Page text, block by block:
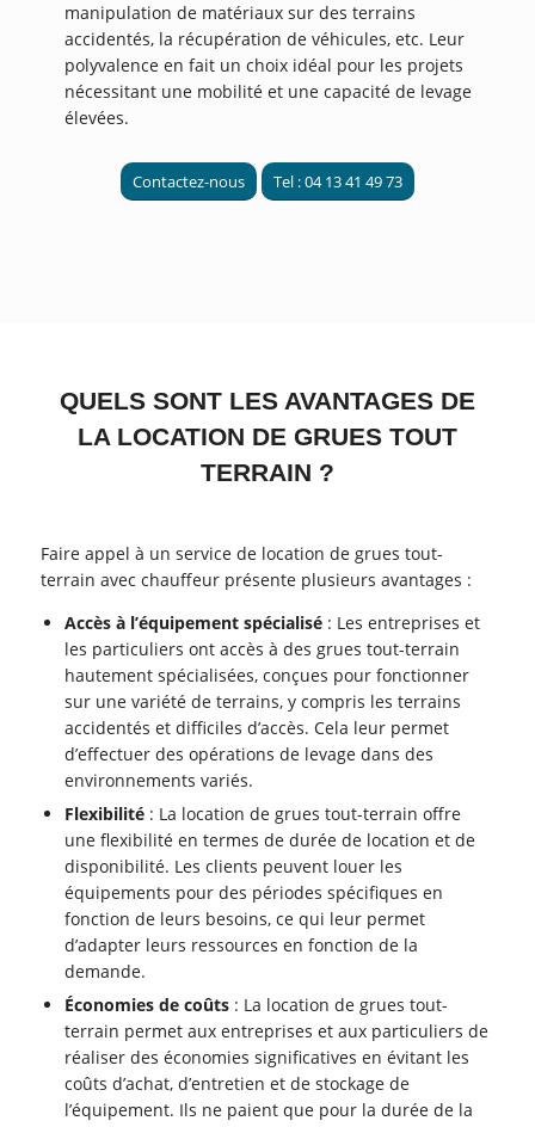
manipulation de matériaux sur des terrains
accidentés, la récupération de véhicules, etc. Leur
polyvalence en fait un choix idéal pour les projets
nécessitant une mobilité et une capacité de levage
élevées.
Contactez-nous Tel : 04 13 41 49 73
QUELS SONT LES AVANTAGES DE
LA LOCATION DE GRUES TOUT
TERRAIN ?
Faire appel à un service de location de grues tout-
terrain avec chauffeur présente plusieurs avantages :
Accès à l’équipement spécialisé : Les entreprises et
les particuliers ont accès à des grues tout-terrain
hautement spécialisées, conçues pour fonctionner
sur une variété de terrains, y compris les terrains
accidentés et difficiles d’accès. Cela leur permet
d’effectuer des opérations de levage dans des
environnements variés.
Flexibilité : La location de grues tout-terrain offre
une flexibilité en termes de durée de location et de
disponibilité. Les clients peuvent louer les
équipements pour des périodes spécifiques en
fonction de leurs besoins, ce qui leur permet
d’adapter leurs ressources en fonction de la
demande.
Économies de coûts : La location de grues tout-
terrain permet aux entreprises et aux particuliers de
réaliser des économies significatives en évitant les
coûts d’achat, d’entretien et de stockage de
l’équipement. Ils ne paient que pour la durée de la